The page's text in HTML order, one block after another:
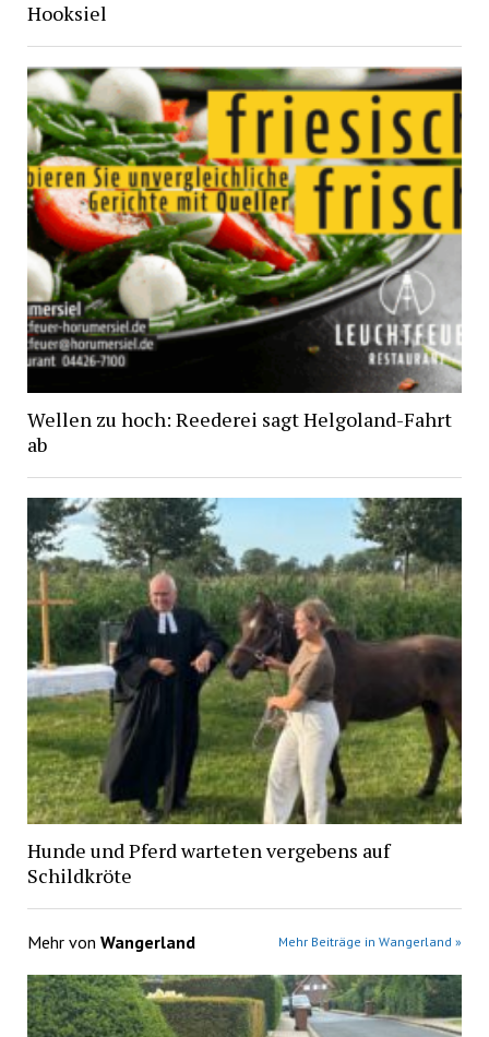
Hooksiel
Wellen zu hoch: Reederei sagt Helgoland-Fahrt
ab
Hunde und Pferd warteten vergebens auf
Schildkröte
Mehr von Wangerland Mehr Beiträge in Wangerland »